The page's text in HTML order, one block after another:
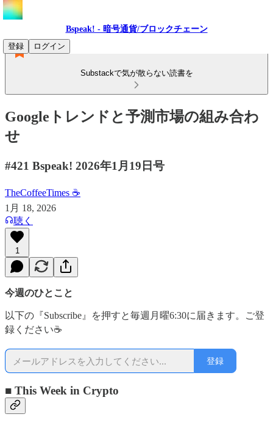
Bspeak! - 暗号通貨/ブロックチェーン
登録
ログイン
Substackで気が散らない読書を
Googleトレンドと予測市場の組み合わ
せ
#421 Bspeak! 2026年1月19日号
TheCoffeeTimes ☕
1月 18, 2026
聴く
1
今週のひとこと
以下の『Subscribe』を押すと毎週月曜6:30に届きます。ご登
録ください☕
登録
■ This Week in Crypto